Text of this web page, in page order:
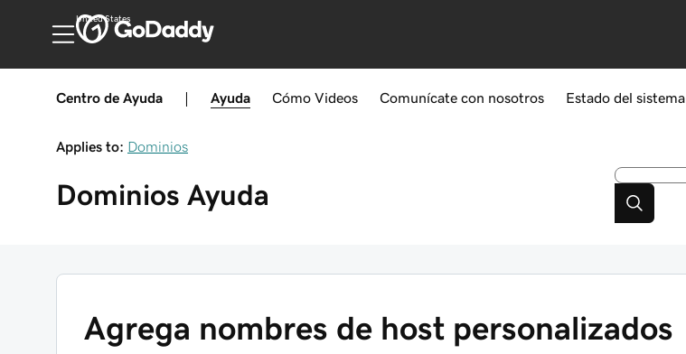
United States
Centro de Ayuda Ayuda Cómo Videos Comunícate con nosotros Estado del sistema
Applies to: Dominios
Dominios Ayuda
Agrega nombres de host personalizados